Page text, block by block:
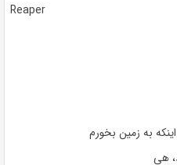
Reaper
به زمین بخورم
هی